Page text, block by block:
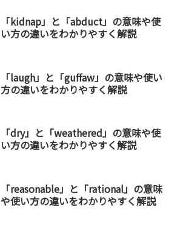
「kidnap」と「abduct」の意味や使
い方の違いをわかりやすく解説
「laugh」と「guffaw」の意味や使い
方の違いをわかりやすく解説
「dry」と「weathered」の意味や使
い方の違いをわかりやすく解説
「reasonable」と「rational」の意味
や使い方の違いをわかりやすく解説